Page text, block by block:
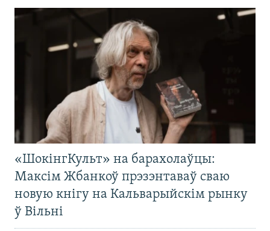
«ШокінгКульт» на барахолаўцы:
Максім Жбанкоў прэзэнтаваў сваю
новую кнігу на Кальварыйскім рынку
ў Вільні